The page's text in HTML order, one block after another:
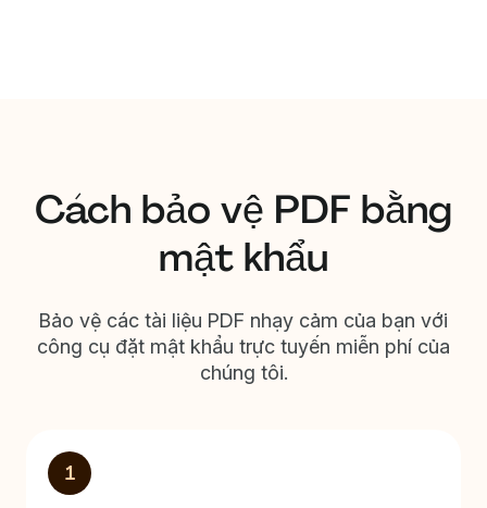
Cách bảo vệ PDF bằng
mật khẩu
Bảo vệ các tài liệu PDF nhạy cảm của bạn với
công cụ đặt mật khẩu trực tuyến miễn phí của
chúng tôi.
1